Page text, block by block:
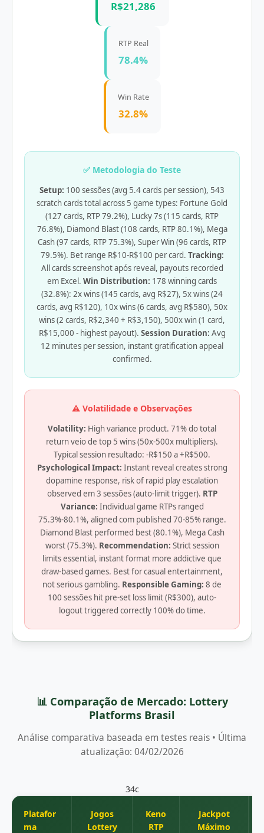
R$21,286
RTP Real
78.4%
Win Rate
32.8%
✅ Metodologia do Teste
Setup: 100 sessões (avg 5.4 cards per session), 543
scratch cards total across 5 game types: Fortune Gold
(127 cards, RTP 79.2%), Lucky 7s (115 cards, RTP
76.8%), Diamond Blast (108 cards, RTP 80.1%), Mega
Cash (97 cards, RTP 75.3%), Super Win (96 cards, RTP
79.5%). Bet range R$10-R$100 per card. Tracking:
All cards screenshot após reveal, payouts recorded
em Excel. Win Distribution: 178 winning cards
(32.8%): 2x wins (145 cards, avg R$27), 5x wins (24
cards, avg R$120), 10x wins (6 cards, avg R$580), 50x
wins (2 cards, R$2,340 + R$3,150), 500x win (1 card,
R$15,000 - highest payout). Session Duration: Avg
12 minutes per session, instant gratification appeal
confirmed.
⚠️ Volatilidade e Observações
Volatility: High variance product. 71% do total
return veio de top 5 wins (50x-500x multipliers).
Typical session resultado: -R$150 a +R$500.
Psychological Impact: Instant reveal creates strong
dopamine response, risk of rapid play escalation
observed em 3 sessões (auto-limit trigger). RTP
Variance: Individual game RTPs ranged
75.3%-80.1%, aligned com published 70-85% range.
Diamond Blast performed best (80.1%), Mega Cash
worst (75.3%). Recommendation: Strict session
limits essential, instant format more addictive que
draw-based games. Best for casual entertainment,
not serious gambling. Responsible Gaming: 8 de
100 sessões hit pre-set loss limit (R$300), auto-
logout triggered correctly 100% do time.
📊 Comparação de Mercado: Lottery
Platforms Brasil
Análise comparativa baseada em testes reais • Última
atualização: 04/02/2026
34c
Platafor
ma
Jogos
Lottery
Keno
RTP
Jackpot
Máximo